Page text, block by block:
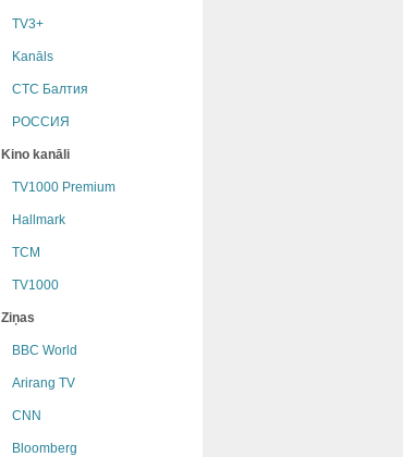
TV3+
Kanāls
СТС Балтия
РОССИЯ
Kino kanāli
TV1000 Premium
Hallmark
TCM
TV1000
Ziņas
BBC World
Arirang TV
CNN
Bloomberg